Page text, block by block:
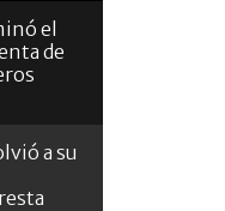
el
de
a su